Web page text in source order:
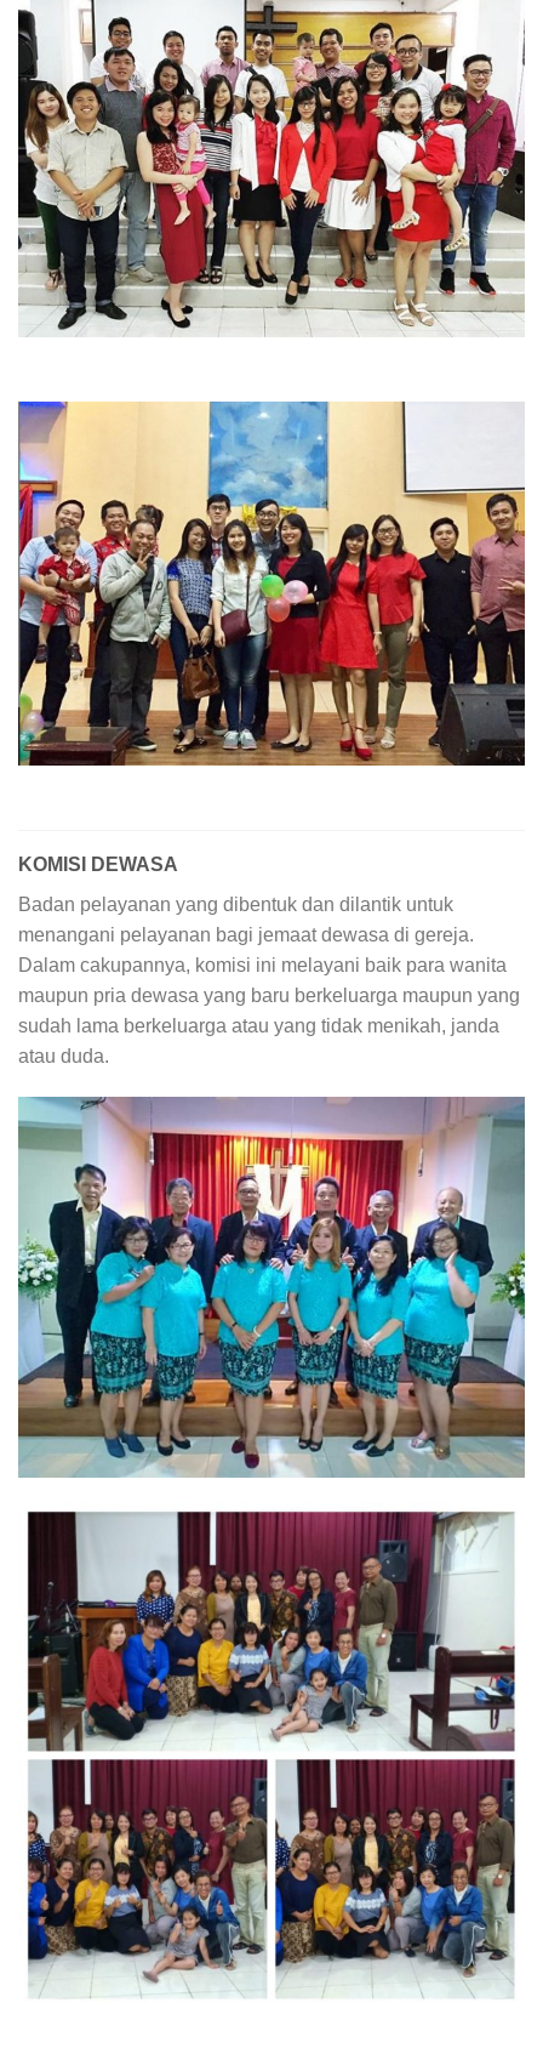
KOMISI DEWASA
Badan pelayanan yang dibentuk dan dilantik untuk
menangani pelayanan bagi jemaat dewasa di gereja.
Dalam cakupannya, komisi ini melayani baik para wanita
maupun pria dewasa yang baru berkeluarga maupun yang
sudah lama berkeluarga atau yang tidak menikah, janda
atau duda.